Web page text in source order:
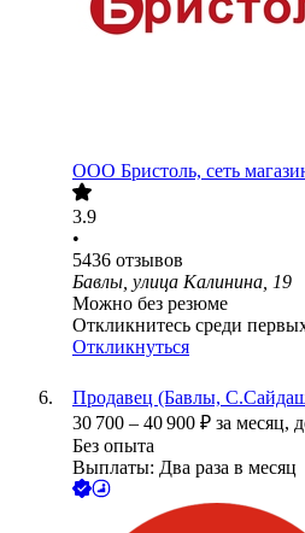
ООО Бристоль, сеть
3.9
•
5436 отзывов
Бавлы, улица Калинина, 19
Можно без резюме
Откликнитесь среди
Откликнуться
Продавец (Бавлы,
30 700 – 40 900 ₽ за месяц,
Без опыта
Выплаты: Два раза в месяц